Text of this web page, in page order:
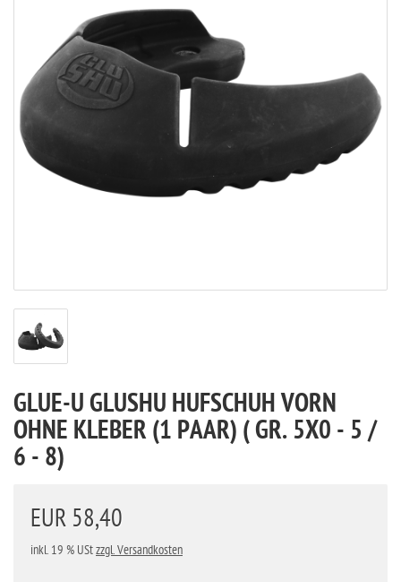
GLUE-U GLUSHU HUFSCHUH VORN
OHNE KLEBER (1 PAAR) ( GR. 5X0 - 5 /
6 - 8)
EUR 58,40
inkl. 19 % UStzzgl. Versandkosten